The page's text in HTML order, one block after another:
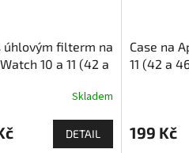
úhlovým filterm na
10 a 11 (42 a
Skladem
DETAIL
Case na
11 (42 a
199 Kč